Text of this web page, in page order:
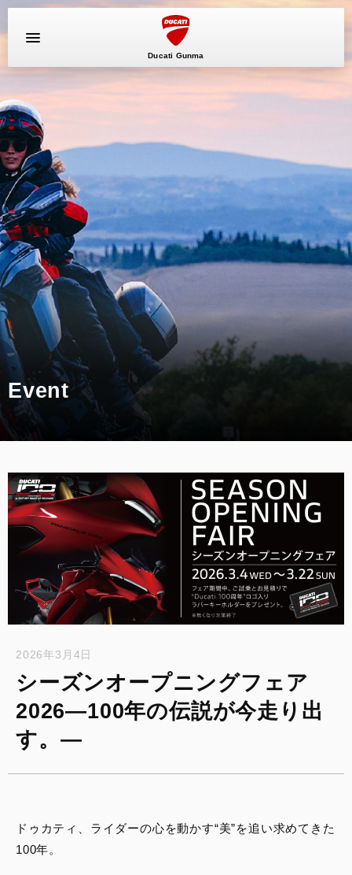
Ducati Gunma
キャンペーン
新車
中古車
ニュース
スタッフブログ
スタッフ
お支払いシミュレーション
お問合せ
Event
2026年3月4日
シーズンオープニングフェア
2026―100年の伝説が今走り出
す。―
ドゥカティ、ライダーの心を動かす“美”を追い求めてきた
100年。